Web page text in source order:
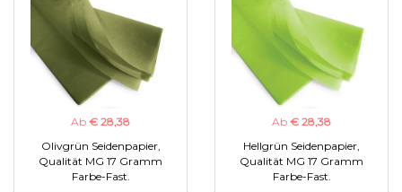
Ab € 28,38
Olivgrün Seidenpapier,
Qualität MG 17 Gramm
Farbe-Fast.
Ab € 28,38
Hellgrün Seidenpapier,
Qualität MG 17 Gramm
Farbe-Fast.